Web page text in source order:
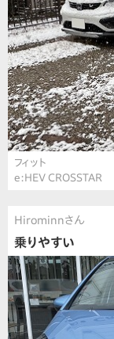
フィット
e:HEV CROSSTAR
Hirominnさん
乗りやすい